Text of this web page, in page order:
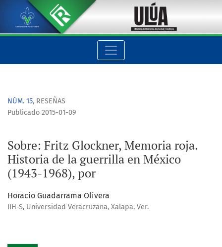
Sobre: Fritz Glockner, Memoria roja. Historia de la guerrilla en
NÚM. 15, RESEÑAS
Sobre: Fritz Glockner, Memoria roja.
Historia de la guerrilla en México
(1943-1968), por
Publicado 2015-01-09
Horacio Guadarrama Olivera
IIH-S, Universidad Veracruzana, Xalapa, Ver.